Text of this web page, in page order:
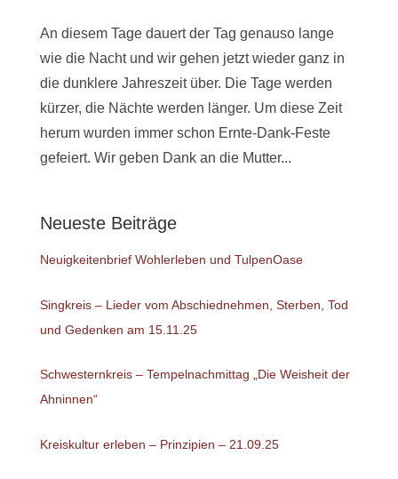
An diesem Tage dauert der Tag genauso lange
wie die Nacht und wir gehen jetzt wieder ganz in
die dunklere Jahreszeit über. Die Tage werden
kürzer, die Nächte werden länger. Um diese Zeit
herum wurden immer schon Ernte-Dank-Feste
gefeiert. Wir geben Dank an die Mutter...
Neueste Beiträge
Neuigkeitenbrief Wohlerleben und TulpenOase
Singkreis – Lieder vom Abschiednehmen, Sterben, Tod
und Gedenken am 15.11.25
Schwesternkreis – Tempelnachmittag „Die Weisheit der
Ahninnen“
Kreiskultur erleben – Prinzipien – 21.09.25